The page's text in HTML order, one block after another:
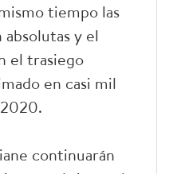
tiempo las
y el
el trasiego
en casi mil
continuarán